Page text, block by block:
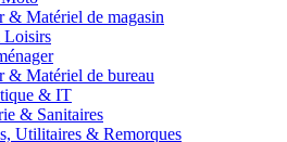
& Matériel de magasin
Loisirs
& Matériel de bureau
& IT
& Sanitaires
Utilitaires & Remorques